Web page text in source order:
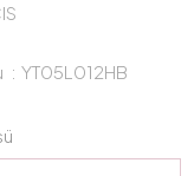
YT05L012HB